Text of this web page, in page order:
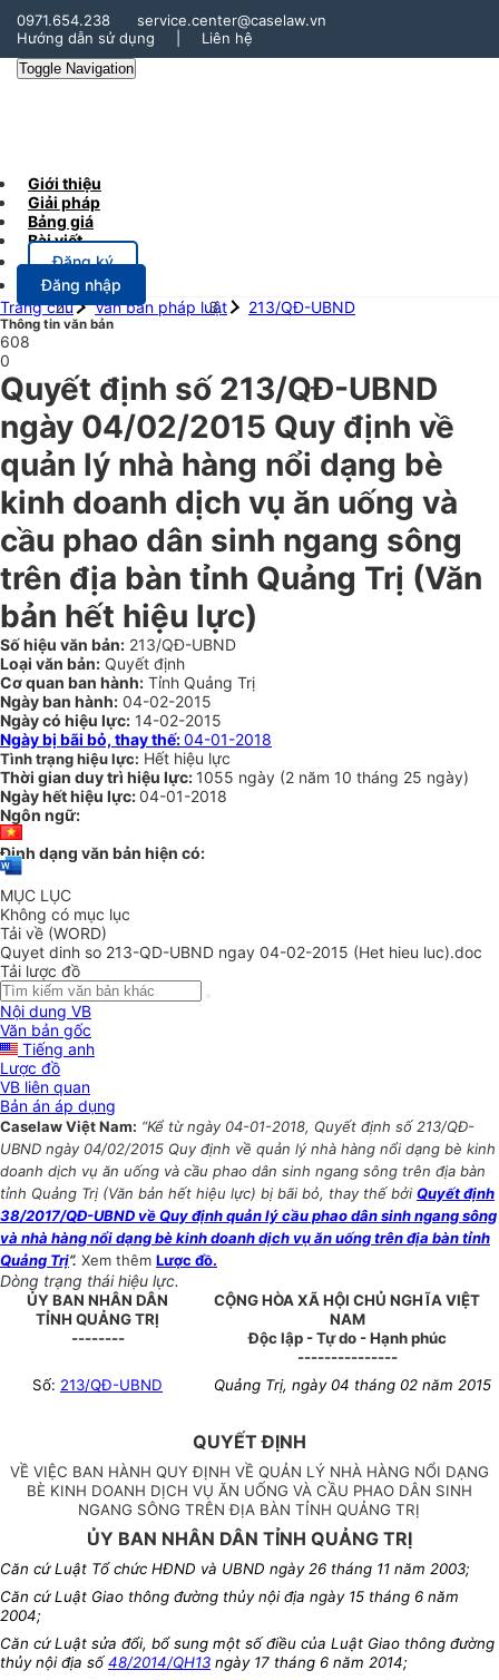
0971.654.238
service.center@caselaw.vn
Hướng dẫn sử dụng
Liên hệ
Toggle Navigation
Giới thiệu
Giải pháp
Bảng giá
Bài viết
Đăng ký
Đăng nhập
Trang chủ
Văn bản pháp luật 213/QĐ-UBND
Thông tin văn bản
608
0
Quyết định số 213/QĐ-UBND
ngày 04/02/2015 Quy định về
quản lý nhà hàng nổi dạng bè
kinh doanh dịch vụ ăn uống và
cầu phao dân sinh ngang sông
trên địa bàn tỉnh Quảng Trị (Văn
bản hết hiệu lực)
Số hiệu văn bản: 213/QĐ-UBND
Loại văn bản: Quyết định
Cơ quan ban hành: Tỉnh Quảng Trị
Ngày ban hành: 04-02-2015
Ngày có hiệu lực: 14-02-2015
Ngày bị bãi bỏ, thay thế:04-01-2018
Tình trạng hiệu lực: Hết hiệu lực
Thời gian duy trì hiệu lực: 1055 ngày (2 năm 10 tháng 25 ngày)
Ngày hết hiệu lực:04-01-2018
Ngôn ngữ:
Định dạng văn bản hiện có:
MỤC LỤC
Không có mục lục
Tải về (WORD)
Quyet dinh so 213-QD-UBND ngay 04-02-2015 (Het hieu luc).doc
Tải lược đồ
Nội dung VB
Văn bản gốc
Tiếng anh
Lược đồ
VB liên quan
Bản án áp dụng
Caselaw Việt Nam: “Kể từ ngày 04-01-2018, Quyết định số 213/QĐ-
UBND ngày 04/02/2015 Quy định về quản lý nhà hàng nổi dạng bè kinh
doanh dịch vụ ăn uống và cầu phao dân sinh ngang sông trên địa bàn
tỉnh Quảng Trị (Văn bản hết hiệu lực) bị bãi bỏ, thay thế bởi Quyết định
38/2017/QĐ-UBND về Quy định quản lý cầu phao dân sinh ngang sông
và nhà hàng nổi dạng bè kinh doanh dịch vụ ăn uống trên địa bàn tỉnh
Quảng Trị”. Xem thêm Lược đồ.
Dòng trạng thái hiệu lực.
ỦY BAN NHÂN DÂN
TỈNH QUẢNG TRỊ
--------
CỘNG HÒA XÃ HỘI CHỦ NGHĨA VIỆT
NAM
Độc lập - Tự do - Hạnh phúc
---------------
Số: 213/QĐ-UBND Quảng Trị, ngày 04 tháng 02 năm 2015
QUYẾT ĐỊNH
VỀ VIỆC BAN HÀNH QUY ĐỊNH VỀ QUẢN LÝ NHÀ HÀNG NỔI DẠNG
BÈ KINH DOANH DỊCH VỤ ĂN UỐNG VÀ CẦU PHAO DÂN SINH
NGANG SÔNG TRÊN ĐỊA BÀN TỈNH QUẢNG TRỊ
ỦY BAN NHÂN DÂN TỈNH QUẢNG TRỊ
Căn cứ Luật Tổ chức HĐND và UBND ngày 26 tháng 11 năm 2003;
Căn cứ Luật Giao thông đường thủy nội địa ngày 15 tháng 6 năm
2004;
Căn cứ Luật sửa đổi, bổ sung một số điều của Luật Giao thông đường
thủy nội địa số48/2014/QH13 ngày 17 tháng 6 năm 2014;